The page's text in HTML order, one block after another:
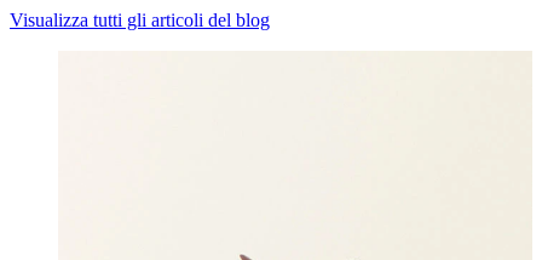
Visualizza tutti gli articoli del blog